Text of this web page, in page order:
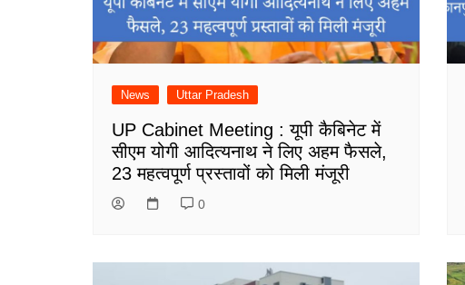
News Uttar Pradesh
UP Cabinet Meeting : यूपी कैबिनेट में
सीएम योगी आदित्यनाथ ने लिए अहम फैसले,
23 महत्वपूर्ण प्रस्तावों को मिली मंजूरी
0